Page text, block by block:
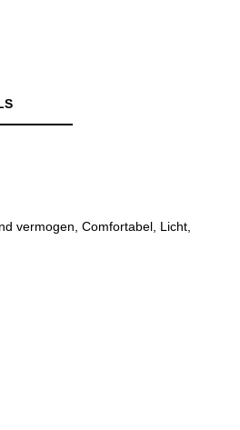
vermogen, Comfortabel, Licht,